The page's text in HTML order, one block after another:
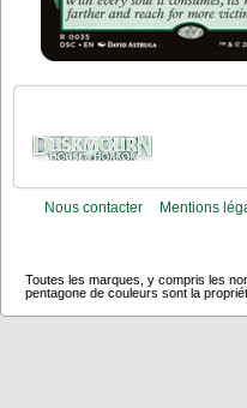
Nous contacter Mentions
Toutes les marques, y compris les
pentagone de couleurs sont la